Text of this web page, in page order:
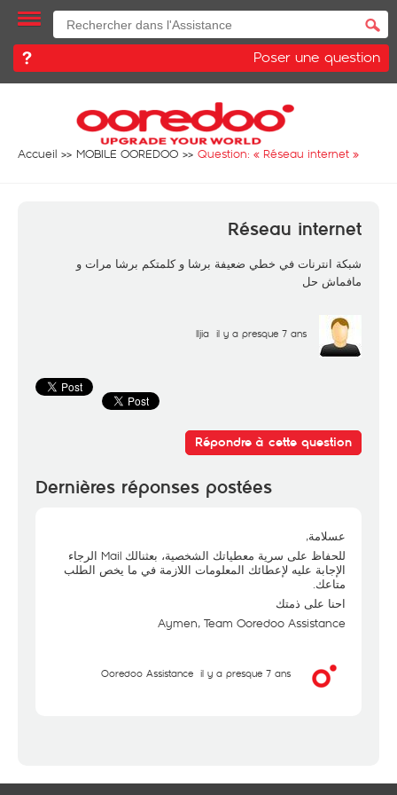
Poser une question
Accueil MOBILE OOREDOO Question: « Réseau internet »
Réseau internet
شبكة انترنات في خطي ضعيفة برشا و كلمتكم برشا مرات و
مافماش حل
Iljia il y a presque 7 ans
Répondre à cette question
Dernières réponses postées
عسلامة,
للحفاظ على سرية معطياتك الشخصية، بعثنالك Mail الرجاء
الإجابة عليه لإعطائك المعلومات اللازمة في ما يخص الطلب
متاعك.
احنا على ذمتك
Aymen, Team Ooredoo Assistance
Ooredoo Assistance il y a presque 7 ans